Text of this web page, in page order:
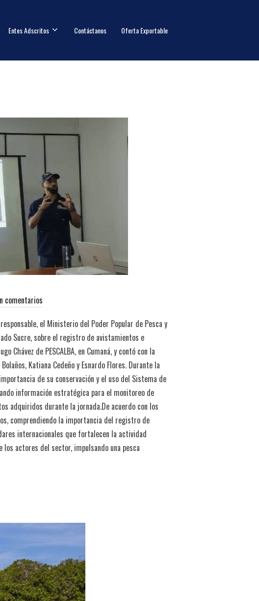
Entes Adscritos Contáctanos Oferta Exportable
comentarios
el Ministerio del Poder Popular de Pesca y
Sucre, sobre el registro de avistamientos e
de PESCALBA, en Cumaná, y contó con la
Katiana Cedeño y Esnardo Flores. Durante la
de su conservación y el uso del Sistema de
información estratégica para el monitoreo de
adquiridos durante la jornada.De acuerdo con los
comprendiendo la importancia del registro de
internacionales que fortalecen la actividad
los actores del sector, impulsando una pesca